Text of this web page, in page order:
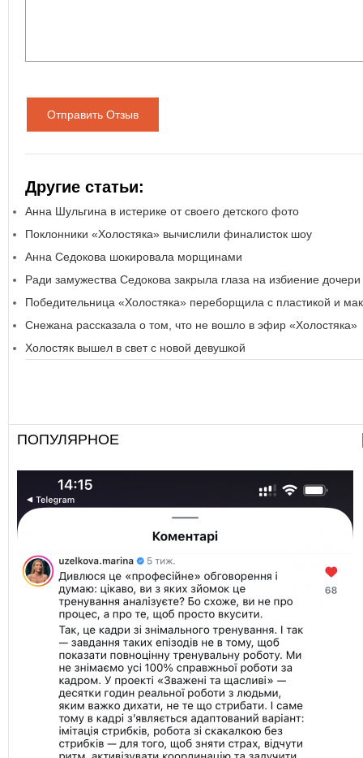
Отправить Отзыв
Другие статьи:
Анна Шульгина в истерике от своего детского фото
Поклонники «Холостяка» вычислили финалисток шоу
Анна Седокова шокировала морщинами
Ради замужества Седокова закрыла глаза на избиение дочери
Победительница «Холостяка» переборщила с пластикой и
Снежана рассказала о том, что не вошло в эфир «Холостяка»
Холостяк вышел в свет с новой девушкой
ПОПУЛЯРНОЕ